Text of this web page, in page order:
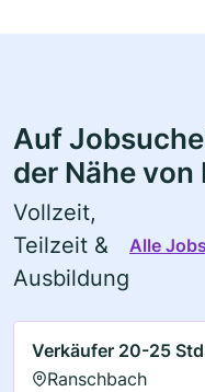
Auf
der Nähe von
Vollzeit,
Teilzeit &
Ausbildung
Alle
Verkäufer 20-25
Ranschbach